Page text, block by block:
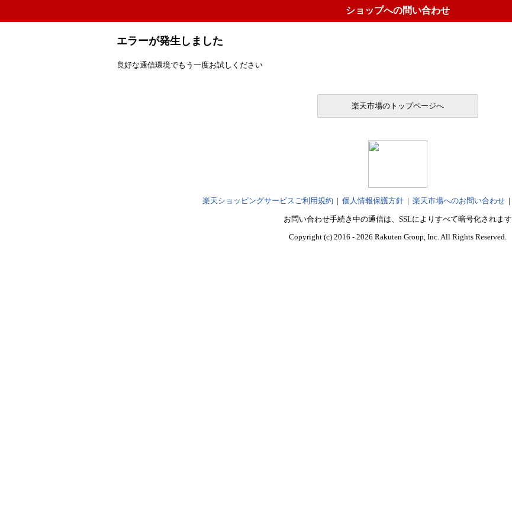
ショップへの問い合わせ
エラーが発生しました
良好な通信環境でもう一度お試しください
楽天市場のトップページへ
楽天ショッピングサービスご利用規約 | 個人情報保護方針 | 楽天市場へのお問い合わせ |
お問い合わせ手続き中の通信は、SSLによりすべて暗号化されます
Copyright (c) 2016 - 2026 Rakuten Group, Inc. All Rights Reserved.